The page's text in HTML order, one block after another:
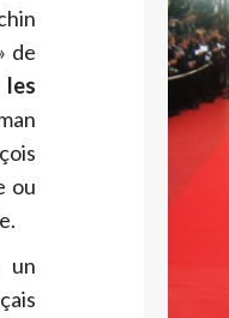
de
ou
un